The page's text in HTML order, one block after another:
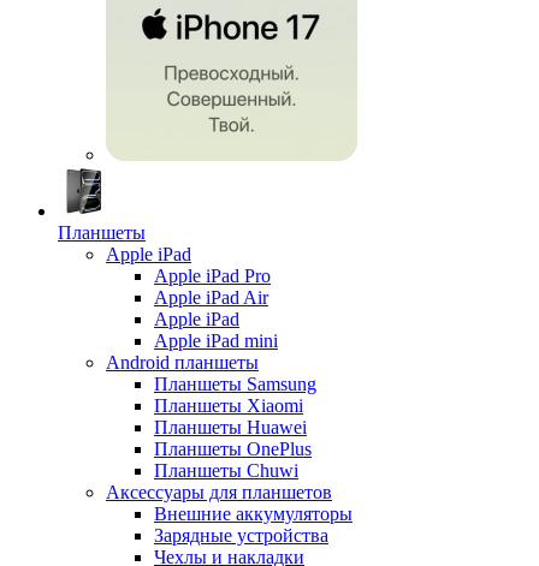
Планшеты
Apple iPad
Apple iPad Pro
Apple iPad Air
Apple iPad
Apple iPad mini
Android планшеты
Планшеты Samsung
Планшеты Xiaomi
Планшеты Huawei
Планшеты OnePlus
Планшеты Chuwi
Аксессуары для планшетов
Внешние аккумуляторы
Зарядные устройства
Чехлы и накладки